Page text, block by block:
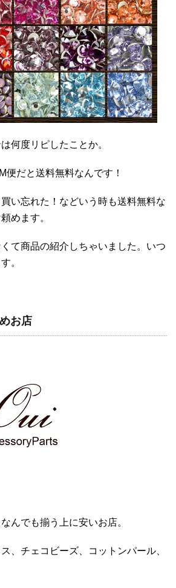
何度リピしたことか。
便だと送料無料なんです！
い忘れた！などいう時も送料無料な
めます。
て商品の紹介しちゃいました。いつ
。
お店
んでも揃う上に安いお店。
、チェコビーズ、コットンパール、